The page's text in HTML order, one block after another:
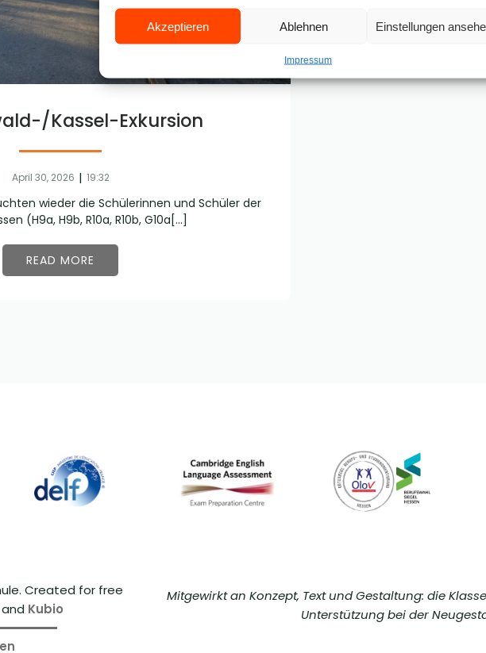
Akzeptieren Ablehnen Einstellungen
Impressum
Kassel-Exkursion
April 30, 2026 | 19:32
wieder die Schülerinnen und Schüler der
(H9a, H9b, R10a, R10b, G10a[…]
READ MORE
Created for free
Kubio
Mitgewirkt an Konzept, Text und Gestaltung: die
Unterstützung bei der